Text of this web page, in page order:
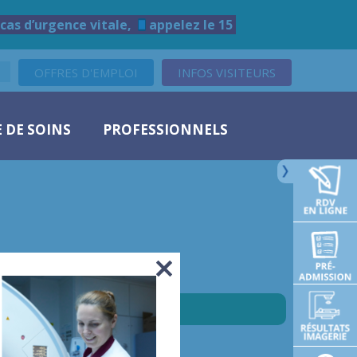
d’urgence vitale, appelez le 15
INFOS VISITEURS
OFFRES D'EMPLOI
DE SOINS PROFESSIONNELS